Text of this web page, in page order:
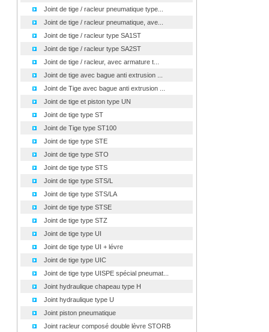
Joint de tige / racleur pneumatique type...
Joint de tige / racleur pneumatique, ave...
Joint de tige / racleur type SA1ST
Joint de tige / racleur type SA2ST
Joint de tige / racleur, avec armature t...
Joint de tige avec bague anti extrusion ...
Joint de Tige avec bague anti extrusion ...
Joint de tige et piston type UN
Joint de tige type ST
Joint de Tige type ST100
Joint de tige type STE
Joint de tige type STO
Joint de tige type STS
Joint de tige type STS/L
Joint de tige type STS/LA
Joint de tige type STSE
Joint de tige type STZ
Joint de tige type UI
Joint de tige type UI + lévre
Joint de tige type UIC
Joint de tige type UISPE spécial pneumat...
Joint hydraulique chapeau type H
Joint hydraulique type U
Joint piston pneumatique
Joint racleur composé double lèvre STORB